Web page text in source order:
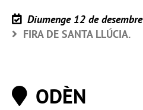
Diumenge 12 de desembre
FIRA DE SANTA LLÚCIA.
ODÈN